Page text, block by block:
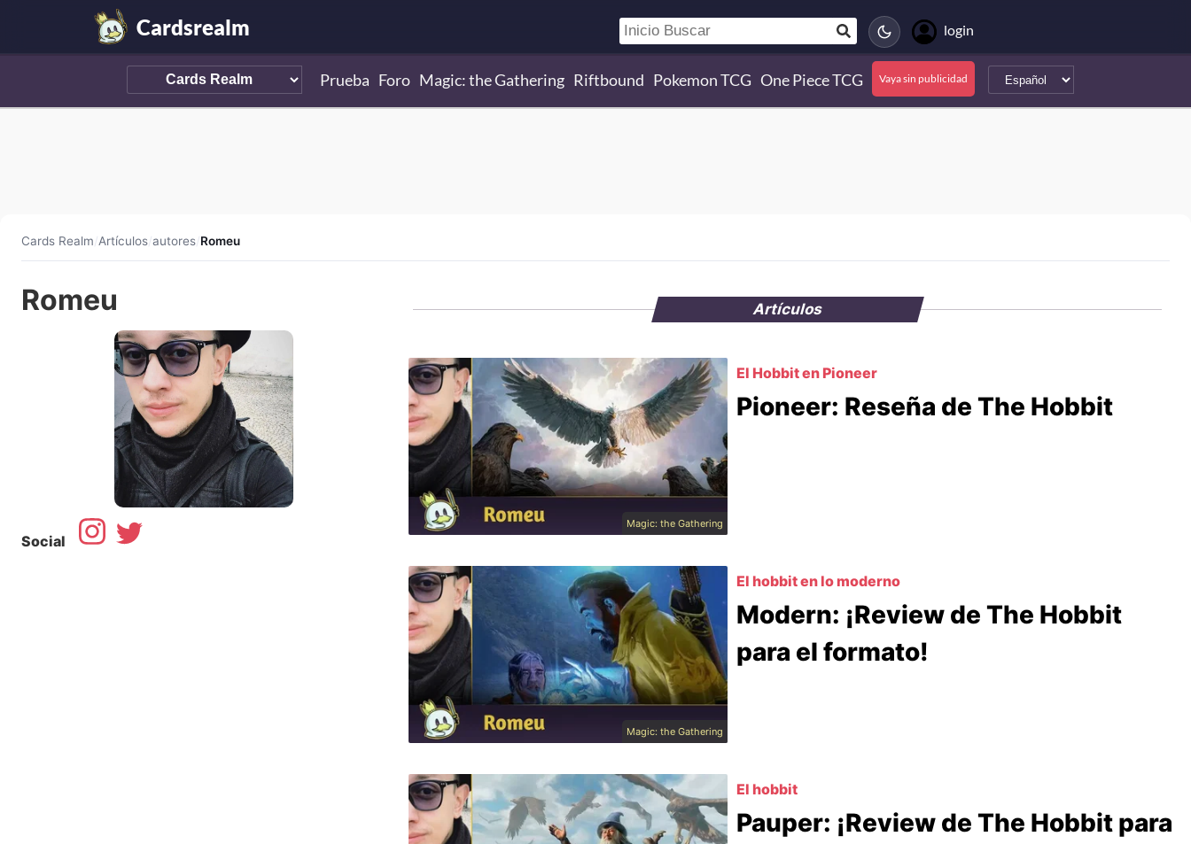
Cardsrealm login
Prueba Foro Magic: the Gathering Riftbound Pokemon TCG One Piece TCG Vaya sin publicidad
Cards Realm/Artículos/autores/Romeu
Romeu
Social
Artículos
Magic: the Gathering
El Hobbit en Pioneer
Pioneer: Reseña de The Hobbit
Magic: the Gathering
El hobbit en lo moderno
Modern: ¡Review de The Hobbit
para el formato!
El hobbit
Pauper: ¡Review de The Hobbit para